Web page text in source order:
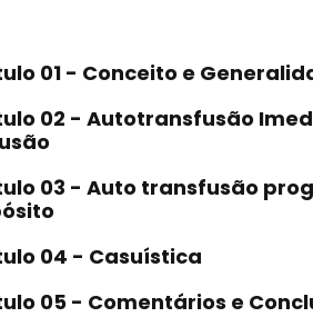
01 - Conceito e
02 - Autotransfusão
03 - Auto transfusão
04 - Casuística
05 - Comentários e